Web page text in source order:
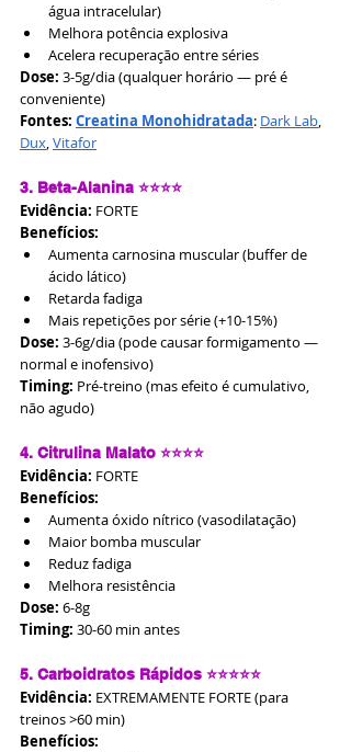
água intracelular)
Melhora potência explosiva
Acelera recuperação entre séries
Dose: 3-5g/dia (qualquer horário — pré é
conveniente)
Fontes: Creatina Monohidratada: Dark Lab,
Dux, Vitafor
3. Beta-Alanina ⭐⭐⭐⭐
Evidência: FORTE
Benefícios:
Aumenta carnosina muscular (buffer de
ácido lático)
Retarda fadiga
Mais repetições por série (+10-15%)
Dose: 3-6g/dia (pode causar formigamento —
normal e inofensivo)
Timing: Pré-treino (mas efeito é cumulativo,
não agudo)
4. Citrulina Malato ⭐⭐⭐⭐
Evidência: FORTE
Benefícios:
Aumenta óxido nítrico (vasodilatação)
Maior bomba muscular
Reduz fadiga
Melhora resistência
Dose: 6-8g
Timing: 30-60 min antes
5. Carboidratos Rápidos ⭐⭐⭐⭐⭐
Evidência: EXTREMAMENTE FORTE (para
treinos >60 min)
Benefícios: